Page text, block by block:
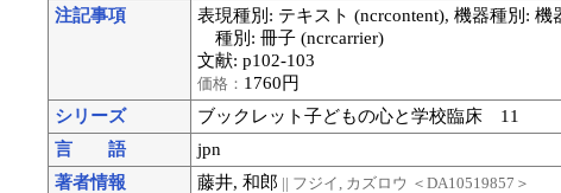
注記事項
表現種別: テキスト (ncrcontent), 機器種別: 機
種別: 冊子 (ncrcarrier)
文献: p102-103
価格： 1760円
シリーズ
ブックレット子どもの心と学校臨床 11
言 語
jpn
著者情報
藤井, 和郎 || フジイ, カズロウ ＜DA10519857＞